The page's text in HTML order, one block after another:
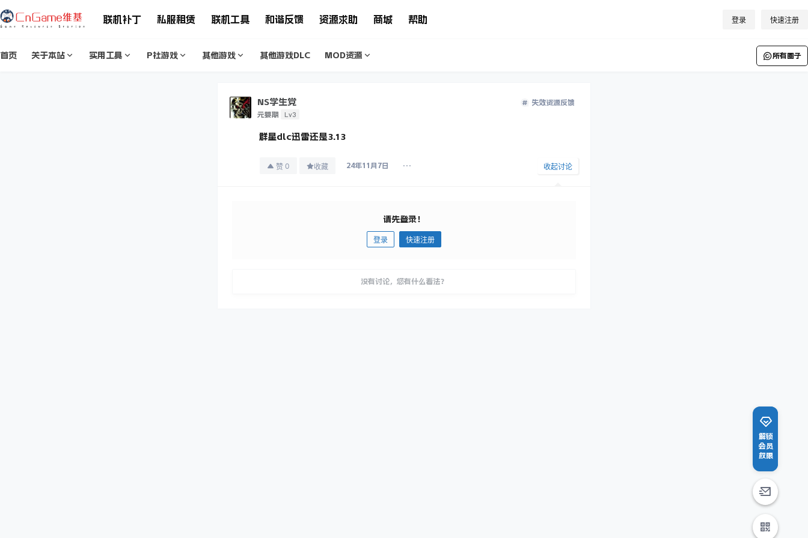
联机补丁 私服租赁 联机工具 和谐反馈 资源求助 商城 帮助 登录 快速注册
首页 关于本站 实用工具 P社游戏 其他游戏 其他游戏DLC MOD资源 所有圈子
NS学生党
元婴期 Lv3
失效资源反馈
群星dlc迅雷还是3.13
赞 0 收藏 24年11月7日 收起讨论
请先登录！
登录 快速注册
没有讨论，您有什么看法？
解锁
会员
权限